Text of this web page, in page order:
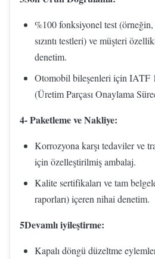
%100 fonksiyonel test (örneğin,
sızıntı testleri) ve müşteri
denetim.
Otomobil bileşenleri için IATF
(Üretim Parçası Onaylama
4- Paketleme ve Nakliye:
Korrozyona karşı tedaviler ve
için özelleştirilmiş ambalaj.
Kalite sertifikaları ve tam
raporları) içeren nihai denetim.
5Devamlı iyileştirme:
Kapalı döngü düzeltme